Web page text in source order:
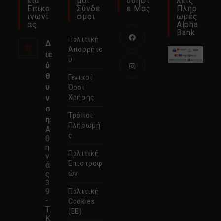
Επικο
Ινωνί
Ας
Δ
ιε
ύ
θ
υ
ν
σ
η:
Α
θ
η
ν
ά
ς
3
9
-
Τ.
Κ.
Σύνδε
Σμοι
Πολιτική
Απορρήτο
υ
Γενικοί
Όροι
Χρήσης
Τρόποι
Πληρωμή
ς
Πολιτική
Επιστροφ
ών
Πολιτική
Cookies
(ΕΕ)
Ε Μας
Πληρ
Ωμές
Alpha
Bank